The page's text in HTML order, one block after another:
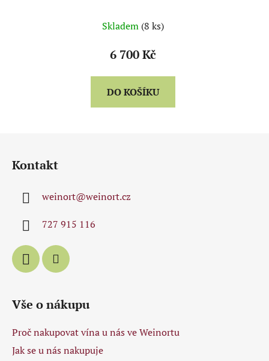
Skladem (8 ks)
6 700 Kč
DO KOŠÍKU
Kontakt
weinort@weinort.cz
727 915 116
Vše o nákupu
Proč nakupovat vína u nás ve Weinortu
Jak se u nás nakupuje